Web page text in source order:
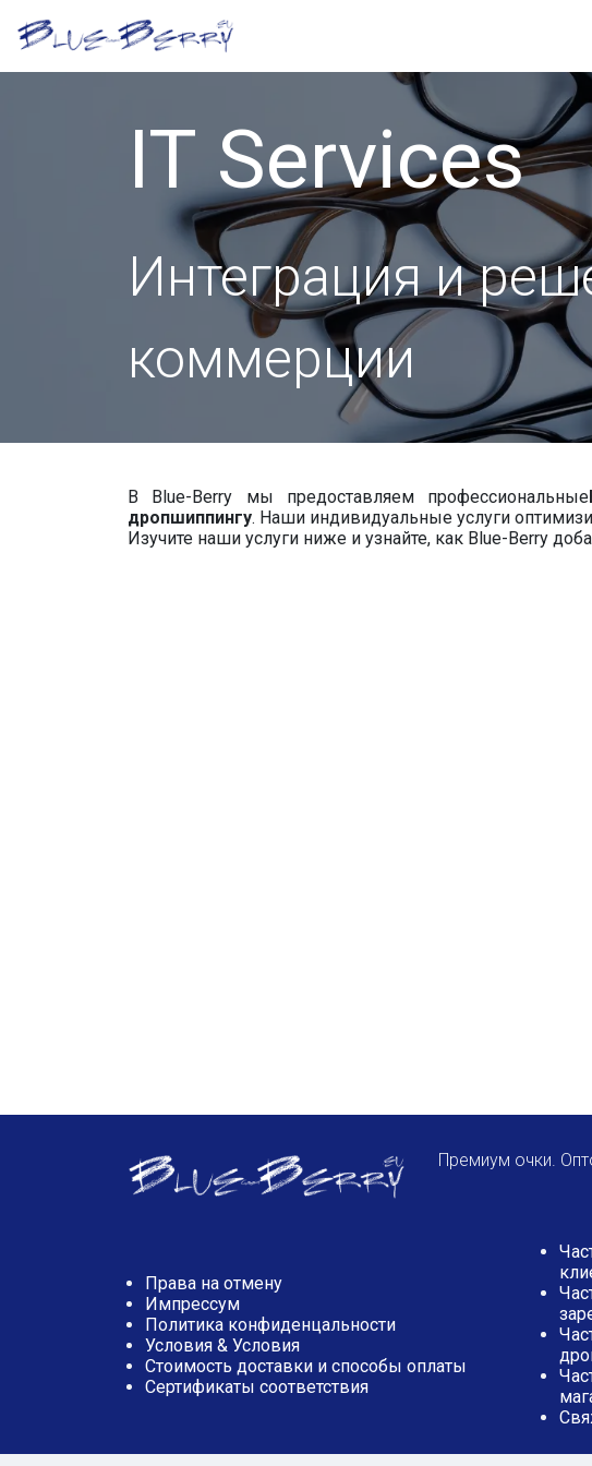
IT Services
Интеграция и
коммерции
В Blue-Berry мы предоставляем профессиональные
дропшиппингу. Наши индивидуальные услуги
Изучите наши услуги ниже и узнайте, как Blue-Berry
Премиум очки.
Права на отмену
Импрессум
Политика конфиденцальности
Условия & Условия
Стоимость доставки и способы оплаты
Сертификаты соответствия